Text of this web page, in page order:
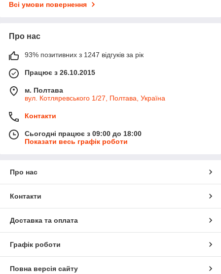
Всі умови повернення
Про нас
93% позитивних з 1247 відгуків за рік
Працює з 26.10.2015
м. Полтава
вул. Котляревського 1/27, Полтава, Україна
Контакти
Сьогодні працює з 09:00 до 18:00
Показати весь графік роботи
Про нас
Контакти
Доставка та оплата
Графік роботи
Повна версія сайту